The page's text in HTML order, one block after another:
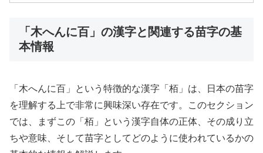
「木へんに百」の漢字と関連する苗字の基
本情報
「木へんに百」という特徴的な漢字「栢」は、日本の苗字
を理解する上で非常に興味深い存在です。このセクション
では、まずこの「栢」という漢字自体の正体、その成り立
ちや意味、そして苗字としてどのように使われているかの